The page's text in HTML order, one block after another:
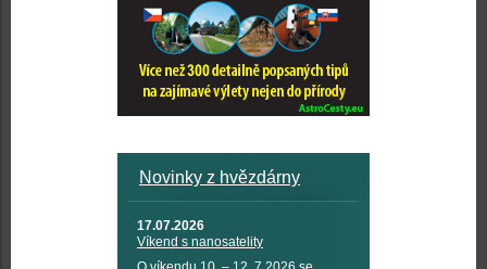
Novinky z hvězdárny
17.07.2026
Víkend s nanosatelity